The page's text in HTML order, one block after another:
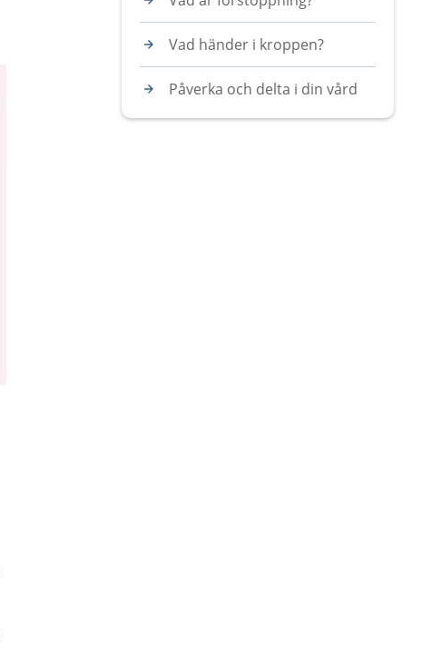
Vad händer i kroppen?
Påverka och delta i din vård